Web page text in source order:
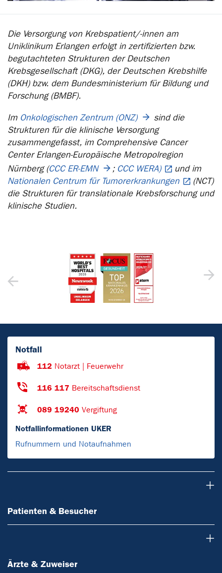
Die Versorgung von Krebspatient/-innen am
Uniklinikum Erlangen erfolgt in zertifizierten bzw.
begutachteten Strukturen der Deutschen
Krebsgesellschaft (DKG), der Deutschen Krebshilfe
(DKH) bzw. dem Bundesministerium für Bildung und
Forschung (BMBF).
Im Onkologischen Zentrum (ONZ)
sind die
Strukturen für die klinische Versorgung
zusammengefasst, im Comprehensive Cancer
Center Erlangen-Europäische Metropolregion
Nürnberg (CCC ER-EMN ; CCC WERA)
und im
Nationalen Centrum für Tumorerkrankungen
(NCT)
die Strukturen für translationale Krebsforschung und
klinische Studien.
Notfall
112 Notarzt | Feuerwehr
116 117 Bereitschaftsdienst
089 19240 Vergiftung
Notfallinformationen UKER
Rufnummern und Notaufnahmen
Patienten & Besucher
Ärzte & Zuweiser